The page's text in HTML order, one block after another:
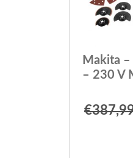
Makita
– 230 V
€